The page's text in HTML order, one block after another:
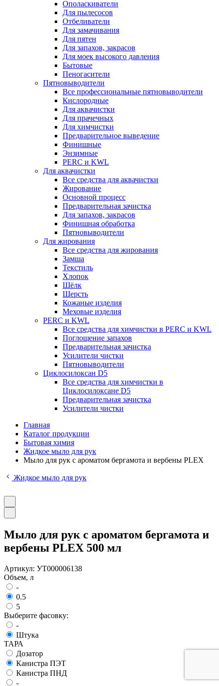
Ополаскиватели
Для пылесосов
Отбеливатели
Для замачивания
Для пятен
Для запахов, закрасов
Для моек высокого давления
Бытовые
Пеногасители
Пятновыводители
Все профессиональные пятновыводители
Кислородные
Для аквачистки
Для прачечных
Для химчистки
Предварительное выведение
Финишные
Энзимные
PERC и KWL
Для аквачистки
Все средства для аквачистки
Жирование
Основной процесс
Предварительная зачистка
Для запахов, закрасов
Финишная обработка
Пятновыводители
Для жирования
Все средства для жирования
Замша
Текстиль
Хлопок
Шёлк
Шерсть
Кожаные изделия
Меховые изделия
PERC и KWL
Все средства для химчистки в PERC и KWL
Поглощение запахов
Предварительная зачистка
Усилители чистки
Пятновыводители
Циклосилоксан D5
Все средства для химчистки в
Циклосилоксане D5
Предварительная зачистка
Усилители чистки
Главная
Каталог продукции
Бытовая химия
Жидкое мыло для рук
Мыло для рук с ароматом бергамота и вербены PLEX
Жидкое мыло для рук
Мыло для рук с ароматом бергамота и
вербены PLEX 500 мл
Артикул: УТ000006138
Объем, л
-
0.5
5
Выберите фасовку:
-
Штука
ТАРА
Дозатор
Канистра ПЭТ
Канистра ПНД
-